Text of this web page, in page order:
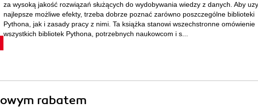
za wysoką jakość rozwiązań służących do wydobywania wiedzy z danych. Aby
najlepsze możliwe efekty, trzeba dobrze poznać zarówno poszczególne biblioteki
Pythona, jak i zasady pracy z nimi. Ta książka stanowi wszechstronne omówienie
wszystkich bibliotek Pythona, potrzebnych naukowcom i s...
rabatem